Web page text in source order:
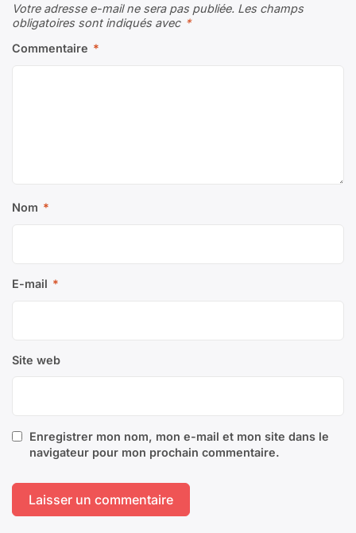
Votre adresse e-mail ne sera pas publiée. Les champs
obligatoires sont indiqués avec *
Commentaire *
Nom *
E-mail *
Site web
Enregistrer mon nom, mon e-mail et mon site dans le
navigateur pour mon prochain commentaire.